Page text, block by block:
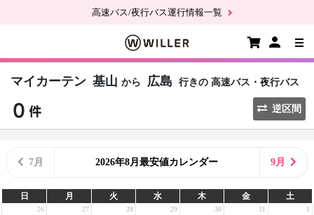
高速バス/夜行バス運行情報一覧
マイカーテン 基山 から 広島 行きの 高速バス・夜行バス
逆区間
7月 2026年8月最安値カレンダー 9月
日 月 火 水 木 金 土
26 27 28 29 30 31 1